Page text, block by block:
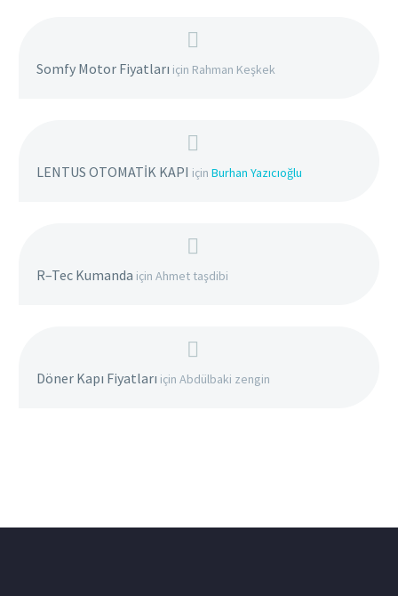
Somfy Motor Fiyatları için Rahman Keşkek
LENTUS OTOMATİK KAPI için Burhan Yazıcıoğlu
R–Tec Kumanda için Ahmet taşdibi
Döner Kapı Fiyatları için Abdülbaki zengin